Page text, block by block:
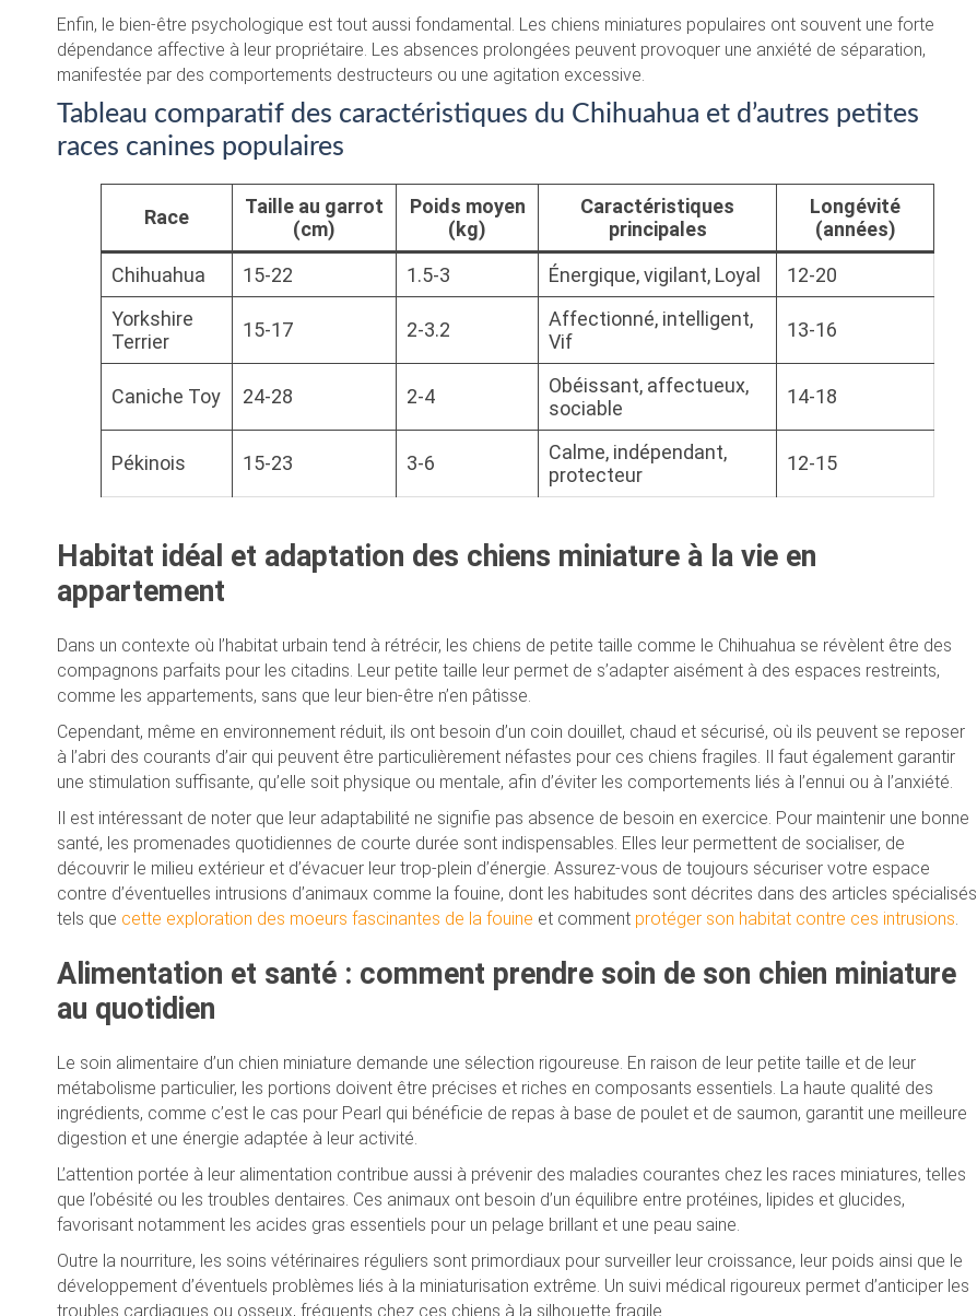
Enfin, le bien-être psychologique est tout aussi fondamental. Les chiens miniatures populaires ont souvent une forte
dépendance affective à leur propriétaire. Les absences prolongées peuvent provoquer une anxiété de séparation,
manifestée par des comportements destructeurs ou une agitation excessive.
Tableau comparatif des caractéristiques du Chihuahua et d’autres petites
races canines populaires
Race
Taille au garrot
(cm)
Poids moyen
(kg)
Caractéristiques
principales
Longévité
(années)
Chihuahua
15-22 1.5-3 Énergique, vigilant, Loyal
12-20
Yorkshire
Terrier
15-17 2-3.2
Affectionné, intelligent,
Vif
13-16
Caniche Toy 24-28 2-4
Obéissant, affectueux,
sociable
14-18
Pékinois 15-23 3-6
Calme, indépendant,
protecteur
12-15
Habitat idéal et adaptation des chiens miniature à la vie en
appartement
Dans un contexte où l’habitat urbain tend à rétrécir, les chiens de petite taille comme le Chihuahua se révèlent être des
compagnons parfaits pour les citadins. Leur petite taille leur permet de s’adapter aisément à des espaces restreints,
comme les appartements, sans que leur bien-être n’en pâtisse.
Cependant, même en environnement réduit, ils ont besoin d’un coin douillet, chaud et sécurisé, où ils peuvent se reposer
à l’abri des courants d’air qui peuvent être particulièrement néfastes pour ces chiens fragiles. Il faut également garantir
une stimulation suffisante, qu’elle soit physique ou mentale, afin d’éviter les comportements liés à l’ennui ou à l’anxiété.
Il est intéressant de noter que leur adaptabilité ne signifie pas absence de besoin en exercice. Pour maintenir une bonne
santé, les promenades quotidiennes de courte durée sont indispensables. Elles leur permettent de socialiser, de
découvrir le milieu extérieur et d’évacuer leur trop-plein d’énergie. Assurez-vous de toujours sécuriser votre espace
contre d’éventuelles intrusions d’animaux comme la fouine, dont les habitudes sont décrites dans des articles spécialisés
tels que cette exploration des moeurs fascinantes de la fouine et comment protéger son habitat contre ces intrusions.
Alimentation et santé : comment prendre soin de son chien miniature
au quotidien
Le soin alimentaire d’un chien miniature demande une sélection rigoureuse. En raison de leur petite taille et de leur
métabolisme particulier, les portions doivent être précises et riches en composants essentiels. La haute qualité des
ingrédients, comme c’est le cas pour Pearl qui bénéficie de repas à base de poulet et de saumon, garantit une meilleure
digestion et une énergie adaptée à leur activité.
L’attention portée à leur alimentation contribue aussi à prévenir des maladies courantes chez les races miniatures, telles
que l’obésité ou les troubles dentaires. Ces animaux ont besoin d’un équilibre entre protéines, lipides et glucides,
favorisant notamment les acides gras essentiels pour un pelage brillant et une peau saine.
Outre la nourriture, les soins vétérinaires réguliers sont primordiaux pour surveiller leur croissance, leur poids ainsi que le
développement d’éventuels problèmes liés à la miniaturisation extrême. Un suivi médical rigoureux permet d’anticiper les
troubles cardiaques ou osseux, fréquents chez ces chiens à la silhouette fragile.